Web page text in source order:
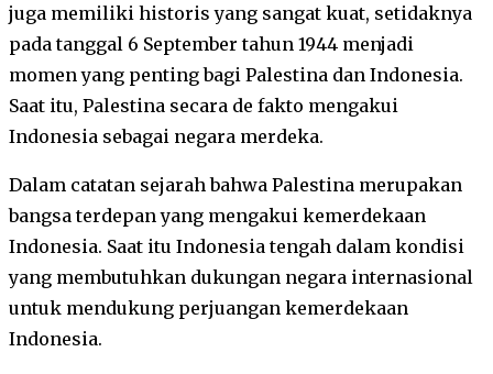
juga memiliki historis yang sangat kuat, setidaknya
pada tanggal 6 September tahun 1944 menjadi
momen yang penting bagi Palestina dan Indonesia.
Saat itu, Palestina secara de fakto mengakui
Indonesia sebagai negara merdeka.
Dalam catatan sejarah bahwa Palestina merupakan
bangsa terdepan yang mengakui kemerdekaan
Indonesia. Saat itu Indonesia tengah dalam kondisi
yang membutuhkan dukungan negara internasional
untuk mendukung perjuangan kemerdekaan
Indonesia.